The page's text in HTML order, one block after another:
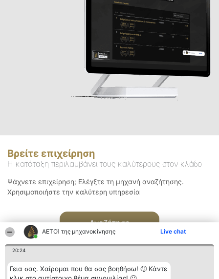
ΑΕΤΟΊ της μηχανοκίνησης Live chat
20:24
Γεια σας. Χαίρομαι που θα σας βοηθήσω! 🙂 Κάντε
Βρείτε επιχείρηση
Η κατάταξη περιλαμβάνει τους καλύτερους στον κλάδο
Ψάχνετε επιχείρηση; Ελέγξτε τη μηχανή αναζήτησης.
Χρησιμοποιήστε την καλύτερη υπηρεσία
Αναζήτηση